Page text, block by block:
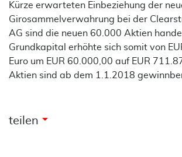
Kürze erwarteten Einbeziehung der
Girosammelverwahrung bei der
AG sind die neuen 60.000 Aktien
Grundkapital erhöhte sich somit von
Euro um EUR 60.000,00 auf EUR
Aktien sind ab dem 1.1.2018
teilen arrow_drop_down